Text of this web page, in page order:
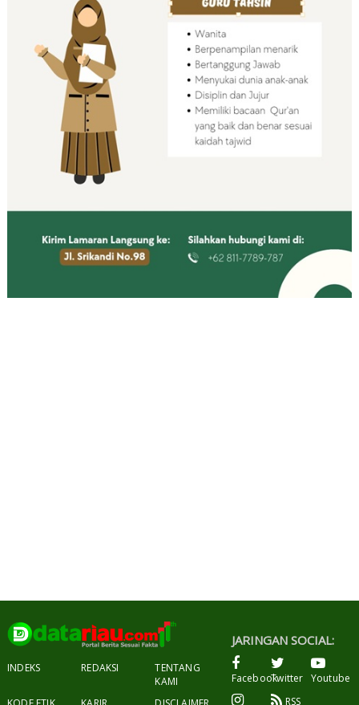
INDEKS REDAKSI
TENTANG
KAMI
JARINGAN SOCIAL:
FacebookTwitter Youtube
RSS